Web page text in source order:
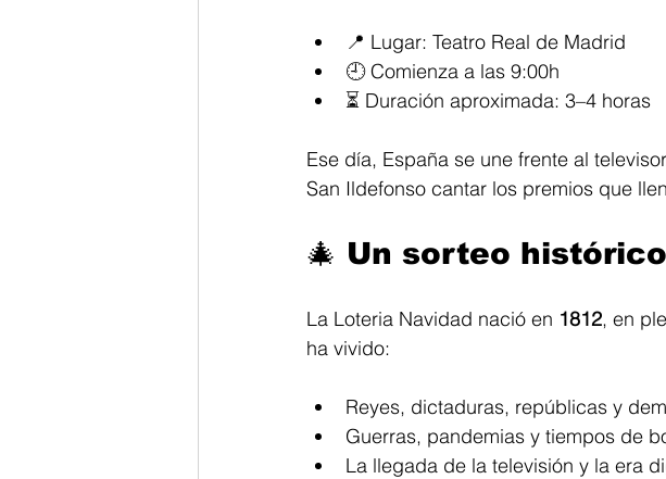
📍 Lugar: Teatro Real de Madrid
🕘 Comienza a las 9:00h
⏳ Duración aproximada: 3–4 horas
Ese día, España se une frente al
San Ildefonso cantar los premios que
🎄 Un sorteo
La Loteria Navidad nació en 1812, en
ha vivido:
Reyes, dictaduras, repúblicas y
Guerras, pandemias y tiempos de
La llegada de la televisión y la era